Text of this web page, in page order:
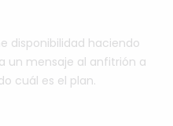
disponibilidad haciendo
un mensaje al anfitrión a
cuál es el plan.